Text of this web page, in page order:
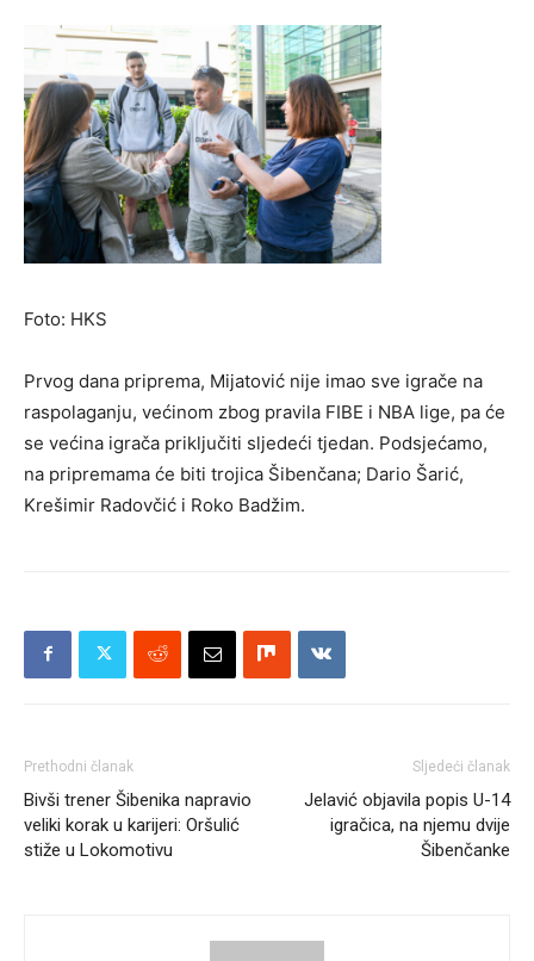
Foto: HKS
Prvog dana priprema, Mijatović nije imao sve igrače na
raspolaganju, većinom zbog pravila FIBE i NBA lige, pa će
se većina igrača priključiti sljedeći tjedan. Podsjećamo,
na pripremama će biti trojica Šibenčana; Dario Šarić,
Krešimir Radovčić i Roko Badžim.
Prethodni članak
Bivši trener Šibenika napravio
veliki korak u karijeri: Oršulić
stiže u Lokomotivu
Sljedeći članak
Jelavić objavila popis U-14
igračica, na njemu dvije
Šibenčanke